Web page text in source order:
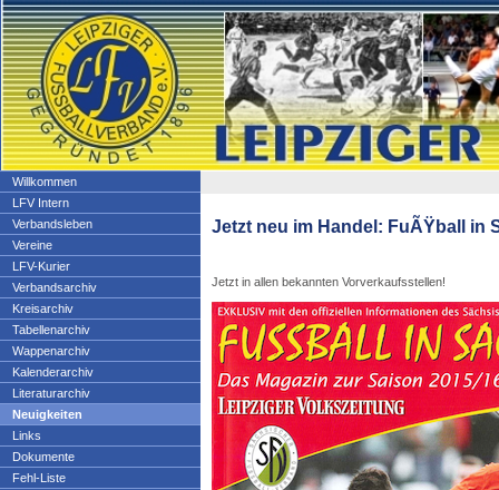
Willkommen
LFV Intern
Verbandsleben
Vereine
LFV-Kurier
Verbandsarchiv
Kreisarchiv
Tabellenarchiv
Wappenarchiv
Kalenderarchiv
Literaturarchiv
Neuigkeiten
Links
Dokumente
Fehl-Liste
Jetzt neu im Handel: FuÃŸball in
Jetzt in allen bekannten Vorverkaufsstellen!